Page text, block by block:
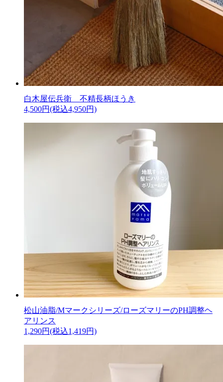
白木屋伝兵衛 不精長柄ほうき
4,500円(税込4,950円)
松山油脂/Mマークシリーズ/ローズマリーのPH調整ヘ
アリンス
1,290円(税込1,419円)